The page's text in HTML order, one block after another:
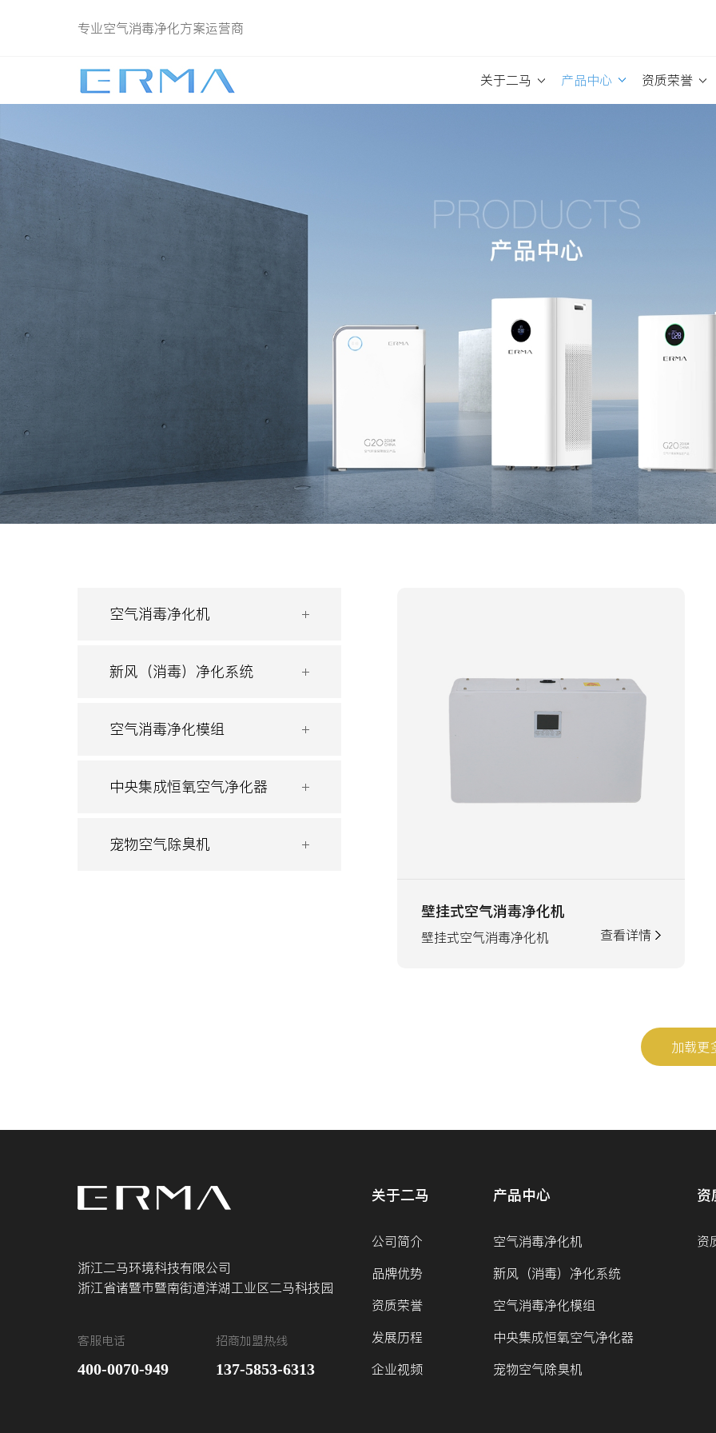
专业空气消毒净化方案运营商
关于二马 产品中心 资质荣誉
空气消毒净化机
新风（消毒）净化系统
空气消毒净化模组
中央集成恒氧空气净化器
宠物空气除臭机
壁挂式空气消毒净化机
壁挂式空气消毒净化机 查看详情
加载更
浙江二马环境科技有限公司
浙江省诸暨市暨南街道洋湖工业区二马科技园
客服电话
400-0070-949
招商加盟热线
137-5853-6313
关于二马
公司简介
品牌优势
资质荣誉
发展历程
企业视频
产品中心
空气消毒净化机
新风（消毒）净化系统
空气消毒净化模组
中央集成恒氧空气净化器
宠物空气除臭机
资
资